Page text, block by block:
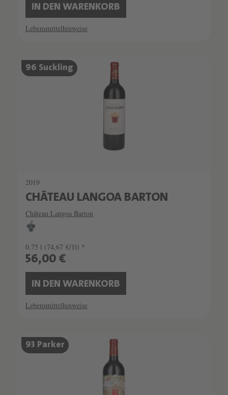
IN DEN WARENKORB
Lebensmittelhinweise
96 Suckling
2019
CHÂTEAU LANGOA BARTON
Château Langoa Barton
0.75 l (74,67 €/1l) *
56,00 €
IN DEN WARENKORB
Lebensmittelhinweise
93 Parker